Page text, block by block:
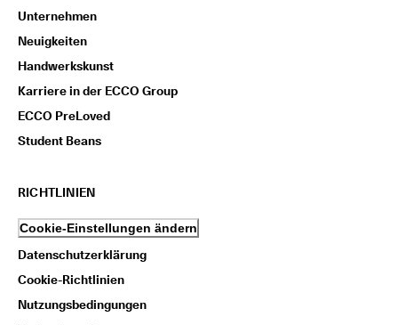
Unternehmen
Neuigkeiten
Handwerkskunst
Karriere in der ECCO Group
ECCO PreLoved
Student Beans
RICHTLINIEN
Cookie-Einstellungen ändern
Datenschutzerklärung
Cookie-Richtlinien
Nutzungsbedingungen